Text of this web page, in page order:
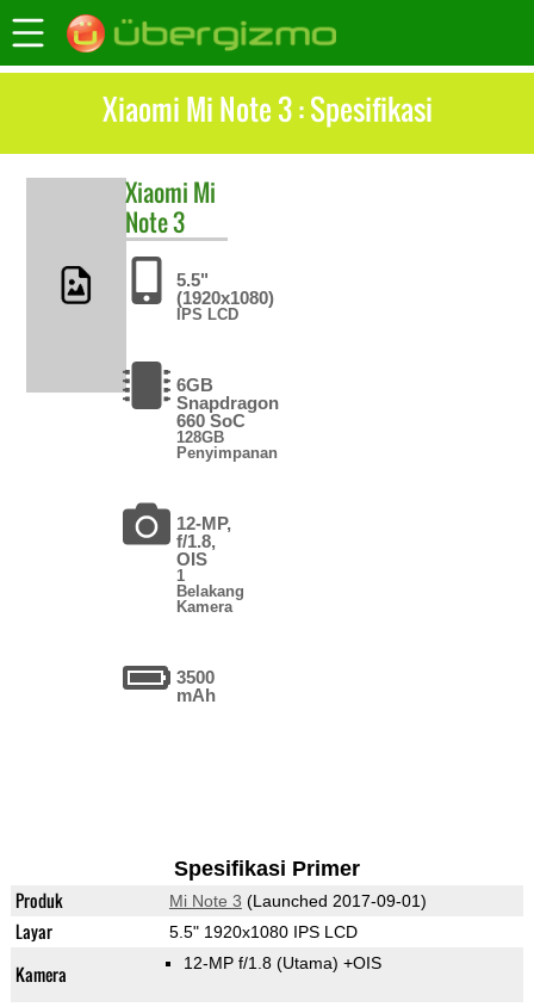
Xiaomi Mi Note 3 : Spesifikasi
Xiaomi Mi
Note 3
5.5"
(1920x1080)
IPS LCD
6GB
Snapdragon
660 SoC
128GB
Penyimpanan
12-MP,
f/1.8,
OIS
1
Belakang
Kamera
3500
mAh
Spesifikasi Primer
Produk Mi Note 3 (Launched 2017-09-01)
Layar 5.5" 1920x1080 IPS LCD
Kamera 12-MP f/1.8 (Utama) +OIS